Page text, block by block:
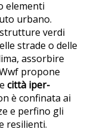
elementi
urbano.
verdi
strade o delle
assorbire
propone
città iper-
è confinata ai
e perfino gli
resilienti.